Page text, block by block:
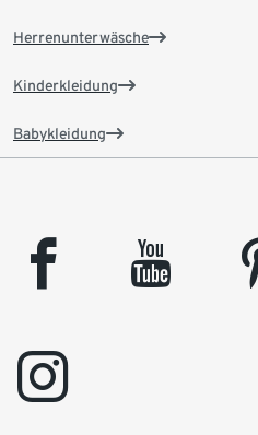
Herrenunterwäsche
Kinderkleidung
Babykleidung
facebook youtube
instagram